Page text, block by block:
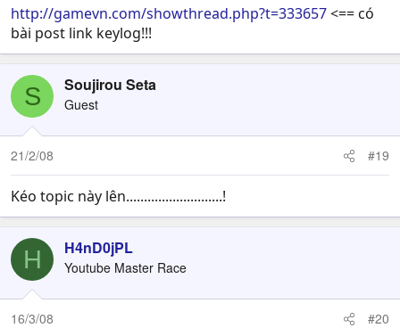
http://gamevn.com/showthread.php?t=333657<== có
bài post link keylog!!!
S Soujirou Seta
Guest
21/2/08 #19
Kéo topic này lên...........................!
H H4nD0jPL
Youtube Master Race
16/3/08 #20